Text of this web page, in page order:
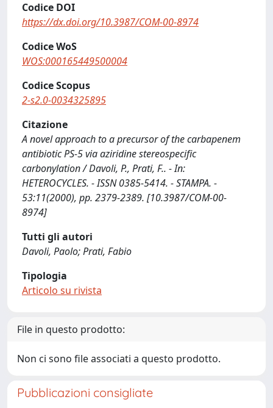
Codice DOI
https://dx.doi.org/10.3987/COM-00-8974
Codice WoS
WOS:000165449500004
Codice Scopus
2-s2.0-0034325895
Citazione
A novel approach to a precursor of the carbapenem
antibiotic PS-5 via aziridine stereospecific
carbonylation / Davoli, P., Prati, F.. - In:
HETEROCYCLES. - ISSN 0385-5414. - STAMPA. -
53:11(2000), pp. 2379-2389. [10.3987/COM-00-
8974]
Tutti gli autori
Davoli, Paolo; Prati, Fabio
Tipologia
Articolo su rivista
File in questo prodotto:
Non ci sono file associati a questo prodotto.
Pubblicazioni consigliate